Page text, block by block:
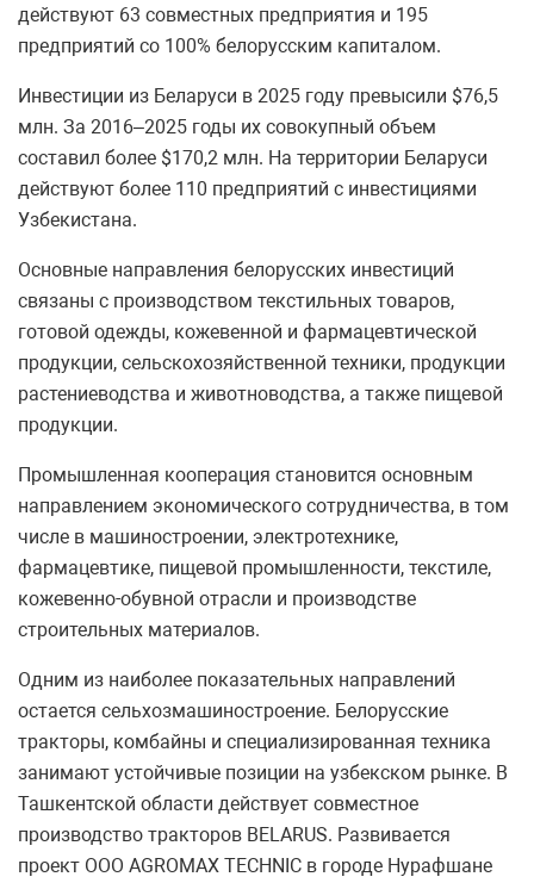
действуют 63 совместных предприятия и 195
предприятий со 100% белорусским капиталом.
Инвестиции из Беларуси в 2025 году превысили $76,5
млн. За 2016–2025 годы их совокупный объем
составил более $170,2 млн. На территории Беларуси
действуют более 110 предприятий с инвестициями
Узбекистана.
Основные направления белорусских инвестиций
связаны с производством текстильных товаров,
готовой одежды, кожевенной и фармацевтической
продукции, сельскохозяйственной техники, продукции
растениеводства и животноводства, а также пищевой
продукции.
Промышленная кооперация становится основным
направлением экономического сотрудничества, в том
числе в машиностроении, электротехнике,
фармацевтике, пищевой промышленности, текстиле,
кожевенно-обувной отрасли и производстве
строительных материалов.
Одним из наиболее показательных направлений
остается сельхозмашиностроение. Белорусские
тракторы, комбайны и специализированная техника
занимают устойчивые позиции на узбекском рынке. В
Ташкентской области действует совместное
производство тракторов BELARUS. Развивается
проект ООО AGROMAX TECHNIC в городе Нурафшане